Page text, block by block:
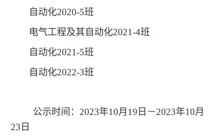
自动化2020-5班
电气工程及其自动化2021-4班
自动化2021-5班
自动化2022-3班
公示时间：2023年10月19日－2023年10月
23日